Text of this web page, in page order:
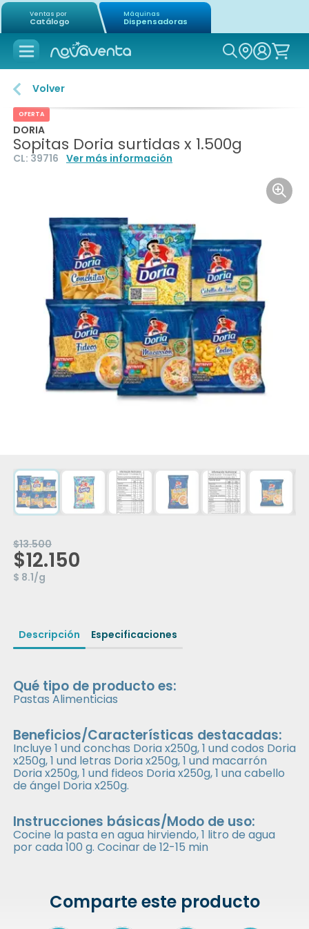
Ventas por
Catálogo
Máquinas
Dispensadoras
Icon of
Volver
OFERTA
DORIA
Sopitas Doria surtidas x 1.500g
CL: 39716 Ver más información
Icon
$13.500
$12.150
$ 8.1/g
Descripción Especificaciones
Qué tipo de producto es:
Pastas Alimenticias
Beneficios/Características destacadas:
Incluye 1 und conchas Doria x250g, 1 und codos Doria
x250g, 1 und letras Doria x250g, 1 und macarrón
Doria x250g, 1 und fideos Doria x250g, 1 una cabello
de ángel Doria x250g.
Instrucciones básicas/Modo de uso:
Cocine la pasta en agua hirviendo, 1 litro de agua
por cada 100 g. Cocinar de 12-15 min
Comparte este producto